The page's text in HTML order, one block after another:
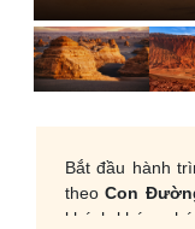
Bắt đầu hành
theo Con
khách khám